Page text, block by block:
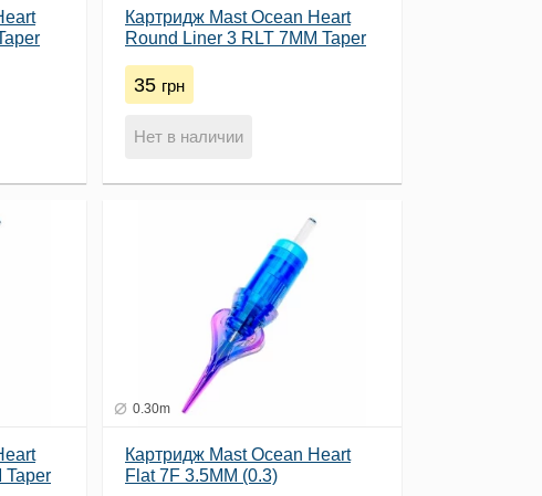
Картридж Mast Ocean Heart
Round Liner 3 RLT 7MM Taper
35 грн
Нет в наличии
Taper
0.30m
Картридж Mast Ocean Heart
Flat 7F 3.5MM (0.3)